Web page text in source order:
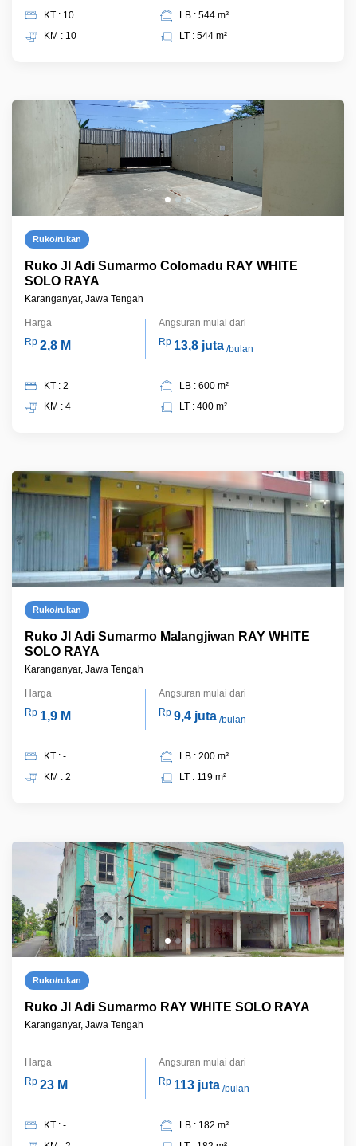
KT : 10
KM : 10
LB : 544 m²
LT : 544 m²
Ruko/rukan
Ruko Jl Adi Sumarmo Colomadu RAY WHITE
SOLO RAYA
Karanganyar, Jawa Tengah
Harga
Rp 2,8 M
Angsuran mulai dari
Rp 13,8 juta/bulan
KT : 2
KM : 4
LB : 600 m²
LT : 400 m²
Ruko/rukan
Ruko Jl Adi Sumarmo Malangjiwan RAY WHITE
SOLO RAYA
Karanganyar, Jawa Tengah
Harga
Rp 1,9 M
Angsuran mulai dari
Rp 9,4 juta/bulan
KT : -
KM : 2
LB : 200 m²
LT : 119 m²
Ruko/rukan
Ruko Jl Adi Sumarmo RAY WHITE SOLO RAYA
Karanganyar, Jawa Tengah
Harga
Rp 23 M
Angsuran mulai dari
Rp 113 juta/bulan
KT : -
LB : 182 m²